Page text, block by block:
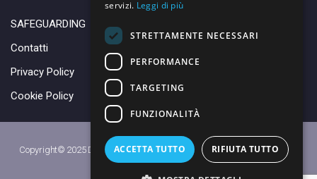
SAFEGUARDING
Contatti
Privacy Policy
Cookie Policy
Copyright© 2025 DANY BASKET QUARRATA S.S.D.A.R.L. -Privacy Policy
servizi. Leggi di più
STRETTAMENTE NECESSARI
PERFORMANCE
TARGETING
FUNZIONALITÀ
ACCETTA TUTTO RIFIUTA TUTTO